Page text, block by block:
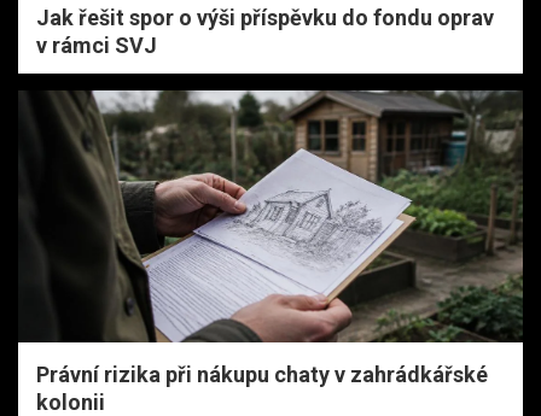
Jak řešit spor o výši příspěvku do fondu oprav
v rámci SVJ
Právní rizika při nákupu chaty v zahrádkářské
kolonii